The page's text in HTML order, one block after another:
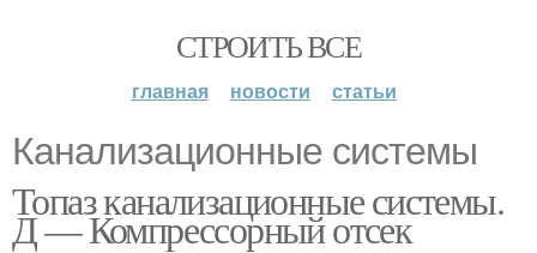
СТРОИТЬ ВСЕ
главная новости статьи
Канализационные системы
Топаз канализационные системы.
Д — Компрессорный отсек